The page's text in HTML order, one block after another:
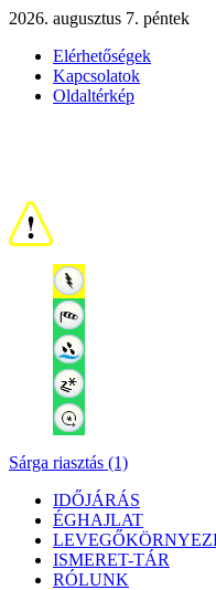
2026. augusztus 7. péntek
Elérhetőségek
Kapcsolatok
Oldaltérkép
Sárga riasztás (1)
IDŐJÁRÁS
ÉGHAJLAT
ISMERET-TÁR
RÓLUNK